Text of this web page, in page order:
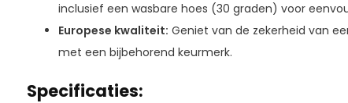
inclusief een wasbare hoes (30 graden) voor
Europese kwaliteit: Geniet van de zekerheid van
met een bijbehorend keurmerk.
Specificaties: